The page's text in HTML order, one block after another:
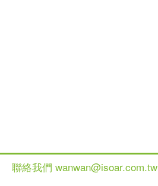
聯絡我們 wanwan@isoar.com.tw